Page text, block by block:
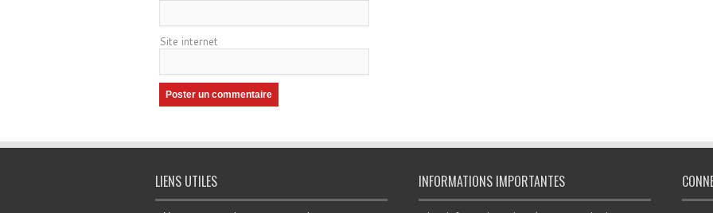
Site internet
LIENS UTILES INFORMATIONS IMPORTANTES